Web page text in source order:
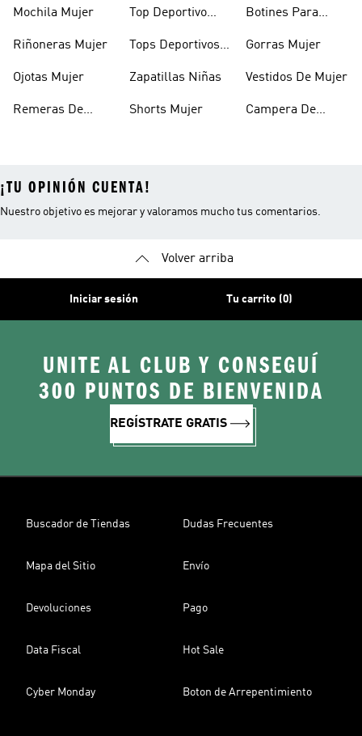
Mochila Mujer
Riñoneras Mujer
Ojotas Mujer
Remeras De
Top Deportivo
Tops Deportivos
Zapatillas Niñas
Shorts Mujer
Botines Para
Gorras Mujer
Vestidos De Mujer
Campera De
¡TU OPINIÓN CUENTA!
Nuestro objetivo es mejorar y valoramos mucho tus comentarios.
Volver arriba
Iniciar sesión Tu carrito (0)
UNITE AL CLUB Y CONSEGUÍ
300 PUNTOS DE BIENVENIDA
REGÍSTRATE GRATIS
Buscador de Tiendas Dudas Frecuentes
Mapa del Sitio Envío
Devoluciones Pago
Data Fiscal Hot Sale
Cyber Monday Boton de Arrepentimiento